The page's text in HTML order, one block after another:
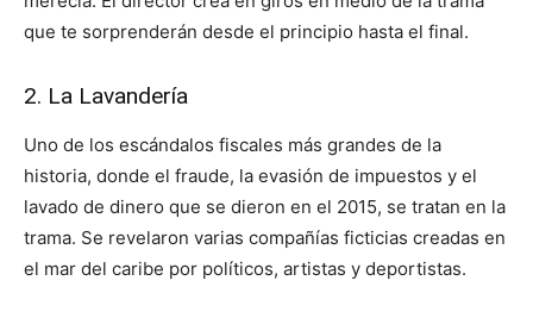
que te sorprenderán desde el principio hasta el final.
2. La Lavandería
Uno de los escándalos fiscales más grandes de la
historia, donde el fraude, la evasión de impuestos y el
lavado de dinero que se dieron en el 2015, se tratan en la
trama. Se revelaron varias compañías ficticias creadas en
el mar del caribe por políticos, artistas y deportistas.